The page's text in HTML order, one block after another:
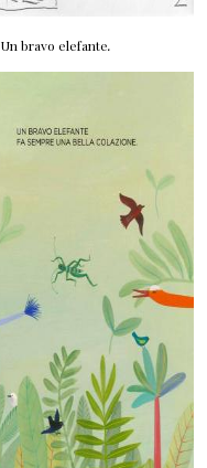
Un bravo elefante.